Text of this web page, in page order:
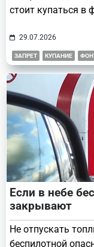
стоит купаться в
29.07.2026
ЗАПРЕТ КУПАНИЕ
Если в небе
закрывают
Не отпускать
беспилотной